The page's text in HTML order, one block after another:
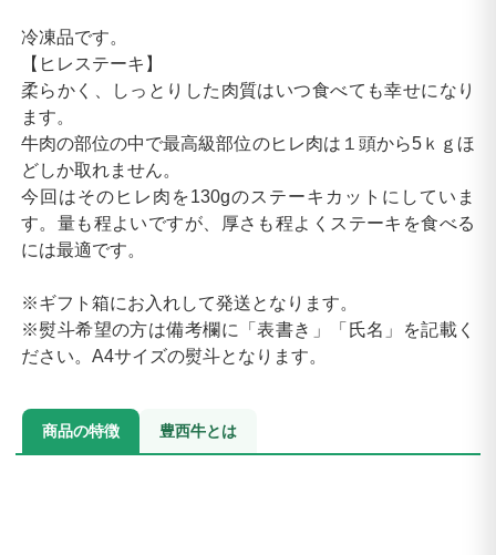
冷凍品です。
【ヒレステーキ】
柔らかく、しっとりした肉質はいつ食べても幸せになり
ます。
牛肉の部位の中で最高級部位のヒレ肉は１頭から5ｋｇほ
どしか取れません。
今回はそのヒレ肉を130gのステーキカットにしていま
す。量も程よいですが、厚さも程よくステーキを食べる
には最適です。
※ギフト箱にお入れして発送となります。
※熨斗希望の方は備考欄に「表書き」「氏名」を記載く
ださい。A4サイズの熨斗となります。
商品の特徴 豊西牛とは